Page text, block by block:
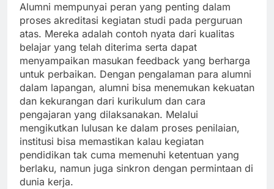
Alumni mempunyai peran yang penting dalam
proses akreditasi kegiatan studi pada perguruan
atas. Mereka adalah contoh nyata dari kualitas
belajar yang telah diterima serta dapat
menyampaikan masukan feedback yang berharga
untuk perbaikan. Dengan pengalaman para alumni
dalam lapangan, alumni bisa menemukan kekuatan
dan kekurangan dari kurikulum dan cara
pengajaran yang dilaksanakan. Melalui
mengikutkan lulusan ke dalam proses penilaian,
institusi bisa memastikan kalau kegiatan
pendidikan tak cuma memenuhi ketentuan yang
berlaku, namun juga sinkron dengan permintaan di
dunia kerja.